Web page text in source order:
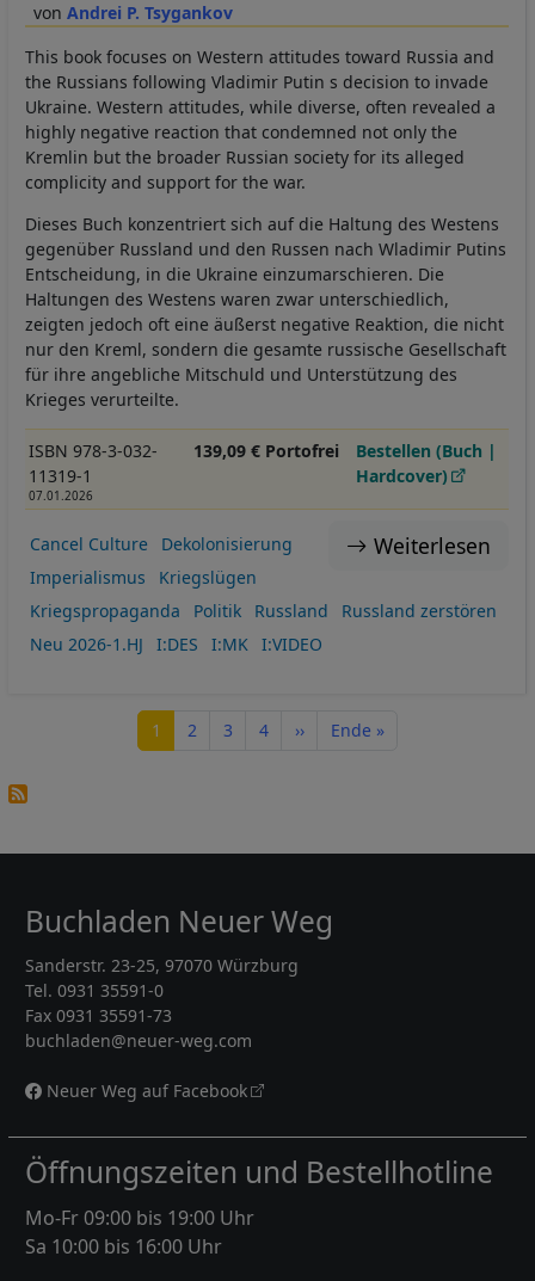
Andrei P. Tsygankov
This book focuses on Western attitudes toward Russia and
the Russians following Vladimir Putin s decision to invade
Ukraine. Western attitudes, while diverse, often revealed a
highly negative reaction that condemned not only the
Kremlin but the broader Russian society for its alleged
complicity and support for the war.
Dieses Buch konzentriert sich auf die Haltung des Westens
gegenüber Russland und den Russen nach Wladimir Putins
Entscheidung, in die Ukraine einzumarschieren. Die
Haltungen des Westens waren zwar unterschiedlich,
zeigten jedoch oft eine äußerst negative Reaktion, die nicht
nur den Kreml, sondern die gesamte russische Gesellschaft
für ihre angebliche Mitschuld und Unterstützung des
Krieges verurteilte.
ISBN 978-3-032-
11319-1
07.01.2026
139,09 € Portofrei
Bestellen (Buch |
Hardcover)
Weiterlesen
Cancel Culture
Dekolonisierung
Imperialismus
Kriegslügen
Kriegspropaganda
Politik Russland
Russland zerstören
Neu 2026-1.HJ
I:DES I:MK I:VIDEO
Seite
1 Seite
2 Seite
3 Seite
4 Nächste Seite
›› Letzte Seite
Ende »
Buchladen Neuer Weg
Sanderstr. 23-25, 97070 Würzburg
Tel. 0931 35591-0
Fax 0931 35591-73
buchladen@neuer-weg.com
Neuer Weg auf Facebook
Öffnungszeiten und Bestellhotline
Mo-Fr 09:00 bis 19:00 Uhr
Sa 10:00 bis 16:00 Uhr